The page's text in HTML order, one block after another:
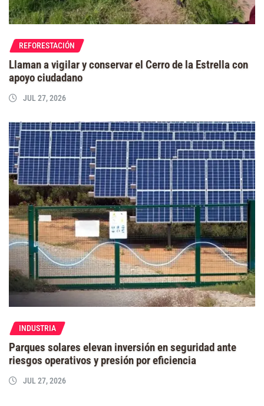
REFORESTACIÓN
Llaman a vigilar y conservar el Cerro de la Estrella con
apoyo ciudadano
JUL 27, 2026
INDUSTRIA
Parques solares elevan inversión en seguridad ante
riesgos operativos y presión por eficiencia
JUL 27, 2026